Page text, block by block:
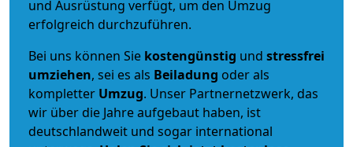
und Ausrüstung verfügt, um den Umzug
erfolgreich durchzuführen.
Bei uns können Sie kostengünstig und stressfrei
umziehen, sei es als Beiladung oder als
kompletter Umzug. Unser Partnernetzwerk, das
wir über die Jahre aufgebaut haben, ist
deutschlandweit und sogar international